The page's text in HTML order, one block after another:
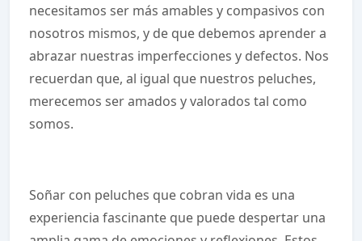
necesitamos ser más amables y compasivos con
nosotros mismos, y de que debemos aprender a
abrazar nuestras imperfecciones y defectos. Nos
recuerdan que, al igual que nuestros peluches,
merecemos ser amados y valorados tal como
somos.
Soñar con peluches que cobran vida es una
experiencia fascinante que puede despertar una